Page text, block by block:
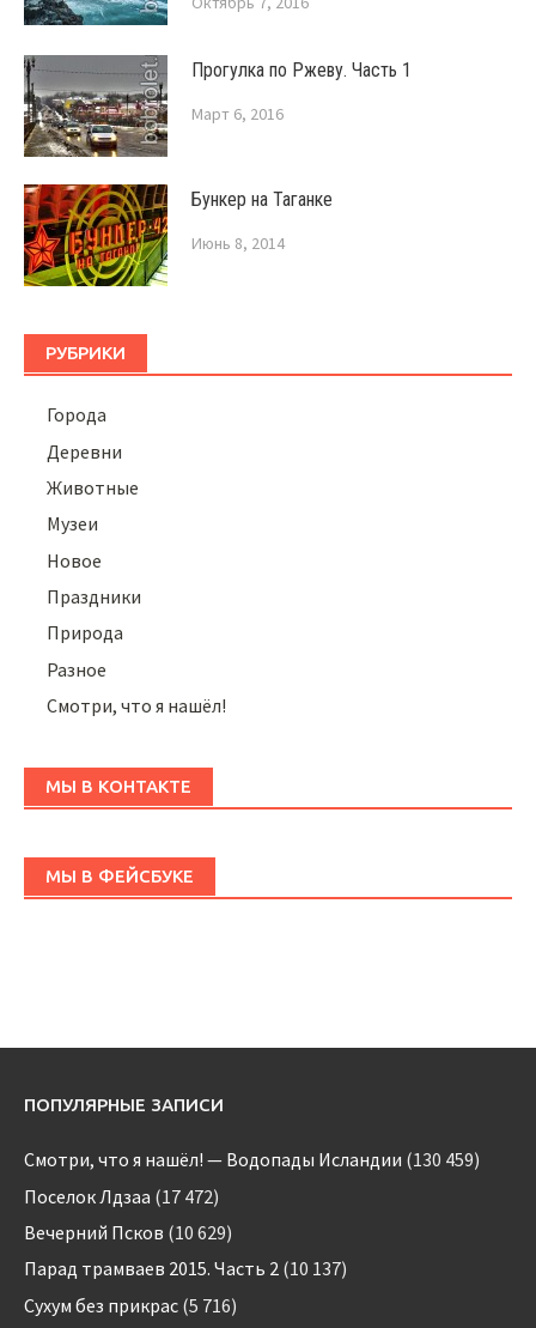
Прогулка по Ржеву. Часть 1
Март 6, 2016
Бункер на Таганке
Июнь 8, 2014
РУБРИКИ
Города
Деревни
Животные
Музеи
Новое
Праздники
Природа
Разное
Смотри, что я нашёл!
МЫ В КОНТАКТЕ
МЫ В ФЕЙСБУКЕ
ПОПУЛЯРНЫЕ ЗАПИСИ
Смотри, что я нашёл! — Водопады Исландии (130 459)
Поселок Лдзаа (17 472)
Вечерний Псков (10 629)
Парад трамваев 2015. Часть 2 (10 137)
Сухум без прикрас (5 716)